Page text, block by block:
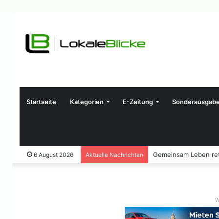
Startseite Kategorien E-Zeitung
6 August 2026 Aktuelle Nachrichten Gemeinsam Leben